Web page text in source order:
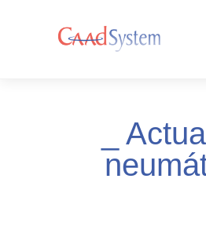
_